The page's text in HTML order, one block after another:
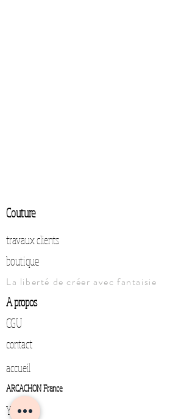
Couture
travaux clients
boutique
La liberté de créer avec fantaisie
A propos
CGU
contact
accueil
ARCACHON France
YouTube